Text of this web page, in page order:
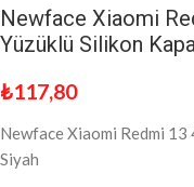
Newface Xiaomi
Yüzüklü Silikon
₺117,80
Newface Xiaomi Redmi 13
Siyah